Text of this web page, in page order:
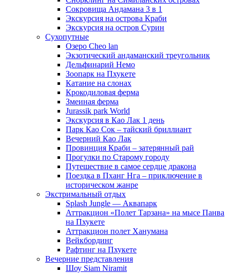
Сокровища Андамана 3 в 1
Экскурсия на острова Краби
Экскурсия на остров Сурин
Сухопутные
Озеро Cheo lan
Экзотический андаманский треугольник
Дельфинарий Немо
Зоопарк на Пхукете
Катание на слонах
Крокодиловая ферма
Змеиная ферма
Jurassik park World
Экскурсия в Као Лак 1 день
Парк Као Сок – тайский бриллиант
Вечерний Као Лак
Провинция Краби – затерянный рай
Прогулки по Старому городу
Путешествие в самое сердце дракона
Поездка в Пханг Нга – приключение в
историческом жанре
Экстримальный отдых
Splash Jungle — Аквапарк
Аттракцион «Полет Тарзана» на мысе Панва
на Пхукете
Аттракцион полет Ханумана
Вейкбординг
Рафтинг на Пхукете
Вечерние представления
Шоу Siam Niramit